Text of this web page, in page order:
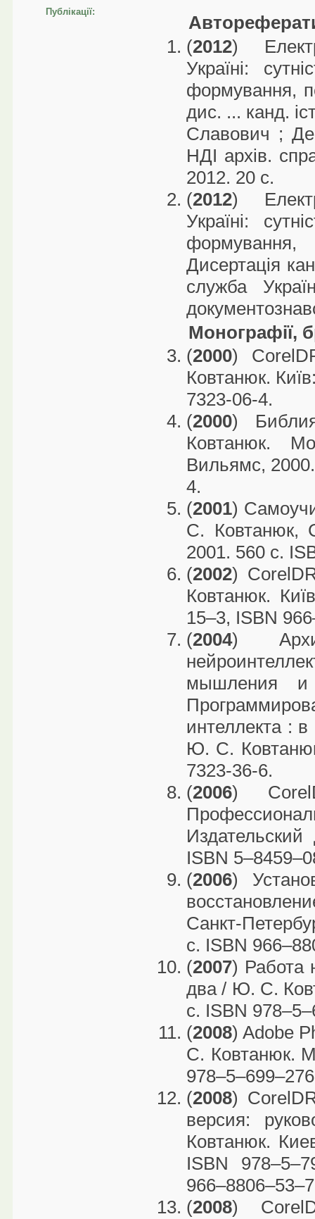
Публікації:
(2012)
Україні:
формування,
дис. ... канд.
Славович ;
НДІ архів.
2012. 20 с.
(2012)
Україні:
Дисертація
служба
Монографії,
(2000)
Ковтанюк.
7323-06-4.
(2000)
Ковтанюк.
Вильямс,
4.
(2001)
C.
2001. 560 с.
(2002)
Ковтанюк.
15–3, ISBN
(2004)
мышления
интеллекта :
Ю. С.
7323-36-6.
(2006)
ISBN
(2006)
Санкт-
с. ISBN
(2007) Работа
два / Ю. С.
с. ISBN
(2008) Adobe
С. Ковтанюк.
(2008)
версия:
Ковтанюк.
ISBN
(2008)